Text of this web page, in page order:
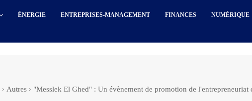
ÉNERGIE ENTREPRISES-MANAGEMENT FINANCES NUMÉRIQUE
Autres "Messlek El Ghed" : Un évènement de promotion de l'entrepreneuriat